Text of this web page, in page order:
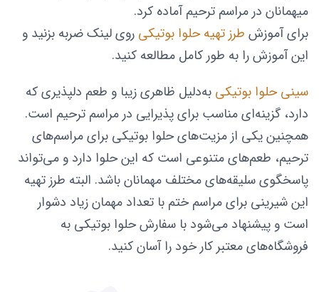
میهمانان در مراسم ترحیم آماده کرد.
برای آموزش طرز تهیه حلوا بوتیکی روی لینک ضربه بزنید و
این آموزش را به طور کامل مطالعه کنید.
سینی حلوا بوتیکی به‌دلیل ظاهری زیبا و طعم دلپذیری که‌
دارد، گزینه‌ای مناسب برای پذیرایی در مراسم ترحیم است.
همچنین یکی از مزیت‌های حلوا بوتیکی برای مراسم‌های
ترحیم، طعم‌های متنوعی است که این حلوا دارد و می‌تواند
پاسخگوی سلیقه‌های مختلف مهمانان باشد. البته طرز تهیه
این شیرینی برای مراسم ختم با تعداد مهمان زیاد دشوار
است و پیشنهاد می‌شود با سفارش حلوا بوتیکی به
فروشگاه‌های معتبر کار خود را آسان کنید.